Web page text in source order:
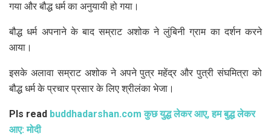
गया और बौद्ध धर्म का अनुयायी हो गया।
बौद्ध धर्म अपनाने के बाद सम्राट अशोक ने लुंबिनी ग्राम का दर्शन करने
आया।
इसके अलावा सम्राट अशोक ने अपने पुत्र महेंद्र और पुत्री संघमित्रा को
बौद्ध धर्म के प्रचार प्रसार के लिए श्रीलंका भेजा।
Pls read buddhadarshan.com कुछ युद्ध लेकर आए, हम बुद्ध लेकर
आए: मोदी